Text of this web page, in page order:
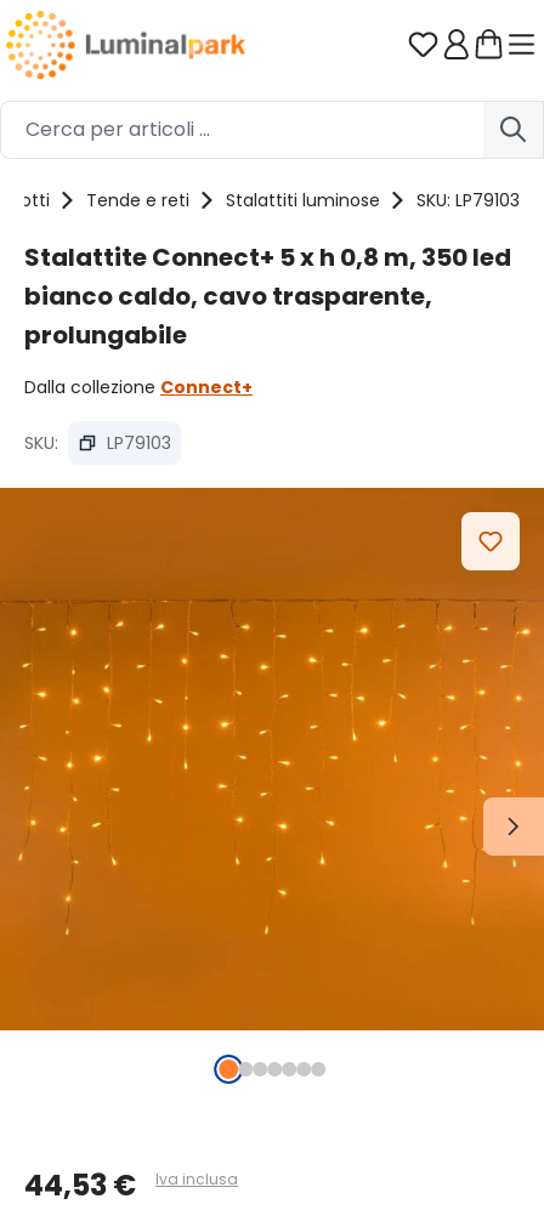
Passa al contenuto principale Hai 0
Tende e reti Stalattiti luminose SKU: LP79103
Stalattite Connect+ 5 x h 0,8 m, 350 led
bianco caldo, cavo trasparente,
prolungabile
Dalla collezione Connect+
SKU: LP79103
44,53 € Iva inclusa